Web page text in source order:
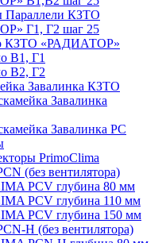
Параллели КЗТО
Г1, Г2 шаг 25
КЗТО «РАДИАТОР»
В1, Г1
В2, Г2
Завалинка КЗТО
Завалинка
Завалинка РС
PrimoClima
(без вентилятора)
PCV глубина 80 мм
PCV глубина 110 мм
PCV глубина 150 мм
H (без вентилятора)